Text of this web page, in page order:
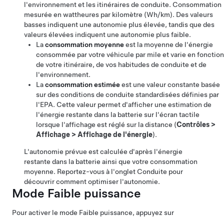
l'environnement et les itinéraires de conduite. Consommation
mesurée en wattheures par kilomètre (Wh/km). Des valeurs
basses indiquent une autonomie plus élevée, tandis que des
valeurs élevées indiquent une autonomie plus faible.
Laconsommation moyenneest la moyenne de l'énergie
consommée par votre véhicule par mile et varie en fonction
de votre itinéraire, de vos habitudes de conduite et de
l'environnement.
Laconsommation estiméeest une valeur constante basée
sur des conditions de conduite standardisées définies par
l'EPA. Cette valeur permet d'afficher une estimation de
l'énergie restante dans la batterie sur l'écran tactile
lorsque l'affichage est réglé sur la distance (Contrôles >
Affichage > Affichage de l'énergie).
L'autonomie prévue est calculée d'après l'énergie
restante dans la batterie ainsi que votre consommation
moyenne. Reportez-vous à l'onglet Conduite pour
découvrir comment optimiser l'autonomie.
Mode Faible puissance
Pour activer le mode Faible puissance, appuyez sur